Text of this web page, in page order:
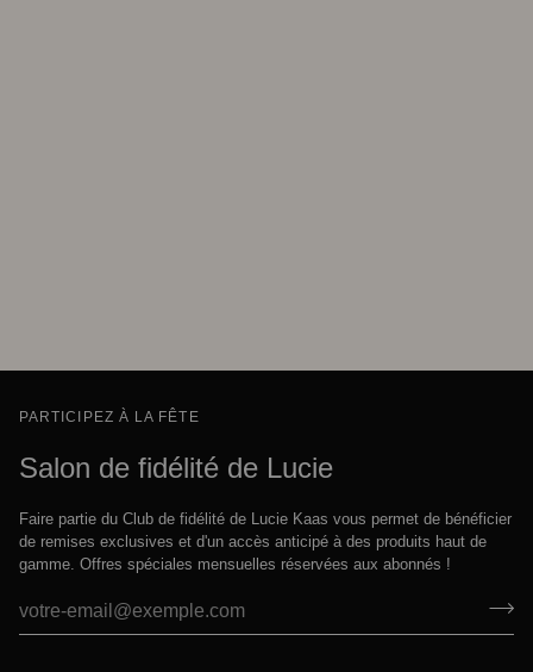
PARTICIPEZ À LA FÊTE
Salon de fidélité de Lucie
Faire partie du Club de fidélité de Lucie Kaas vous permet de bénéficier
de remises exclusives et d'un accès anticipé à des produits haut de
gamme. Offres spéciales mensuelles réservées aux abonnés !